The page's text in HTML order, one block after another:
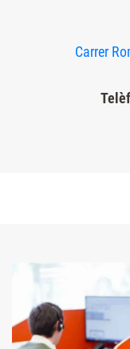
Carrer